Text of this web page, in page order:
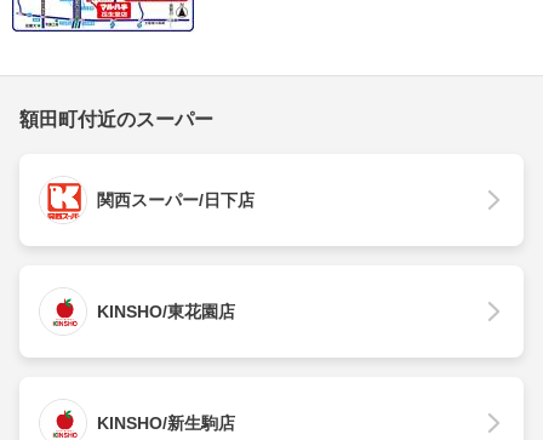
額田町付近のスーパー
関西スーパー/日下店
KINSHO/東花園店
KINSHO/新生駒店